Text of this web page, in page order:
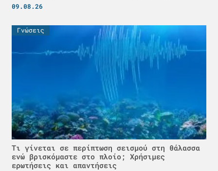
09.08.26
Γνώσεις
Τι γίνεται σε περίπτωση σεισμού στη θάλασσα
ενώ βρισκόμαστε στο πλοίο; Χρήσιμες
ερωτήσεις και απαντήσεις